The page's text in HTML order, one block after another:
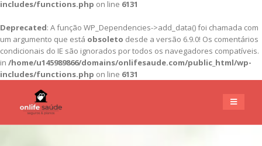
includes/functions.php on line 6131
Deprecated: A função WP_Dependencies->add_data() foi chamada com
um argumento que está obsoleto desde a versão 6.9.0! Os comentários
condicionais do IE são ignorados por todos os navegadores compatíveis.
in /home/u145989866/domains/onlifesaude.com/public_html/wp-
includes/functions.php on line 6131